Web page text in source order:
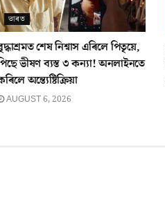
ভাৰত
শেষ নিশ্বাস এৰিলে পিতৃয়ে,
ভীষণ ব্যস্ত ৩ কন্যা! অনলাইনতে
অন্ত্যেষ্টিক্ৰিয়া
AUGUST 6, 2026